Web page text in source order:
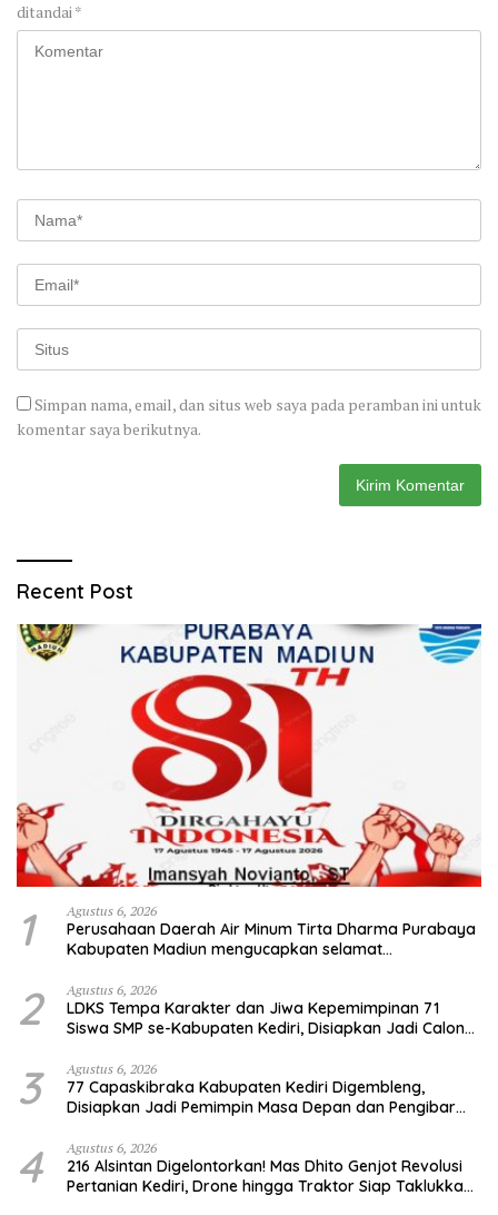
ditandai*
Simpan nama, email, dan situs web saya pada peramban ini untuk
komentar saya berikutnya.
Recent Post
1 Agustus 6, 2026
Perusahaan Daerah Air Minum Tirta Dharma Purabaya
Kabupaten Madiun mengucapkan selamat
2 Agustus 6, 2026
LDKS Tempa Karakter dan Jiwa Kepemimpinan 71
Siswa SMP se-Kabupaten Kediri, Disiapkan Jadi Calon
3 Agustus 6, 2026
77 Capaskibraka Kabupaten Kediri Digembleng,
Disiapkan Jadi Pemimpin Masa Depan dan Pengibar
4 Agustus 6, 2026
216 Alsintan Digelontorkan! Mas Dhito Genjot Revolusi
Pertanian Kediri, Drone hingga Traktor Siap Taklukkan